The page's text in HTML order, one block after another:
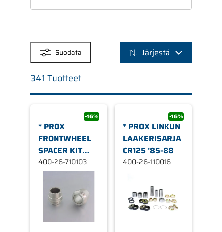
Suodata Järjestä
341 Tuotteet
-16%
* PROX
FRONTWHEEL
SPACER KIT
KTM85SX '1
400-26-710103
-16%
* PROX LINKUN
LAAKERISARJA
CR125 '85-88
400-26-110016